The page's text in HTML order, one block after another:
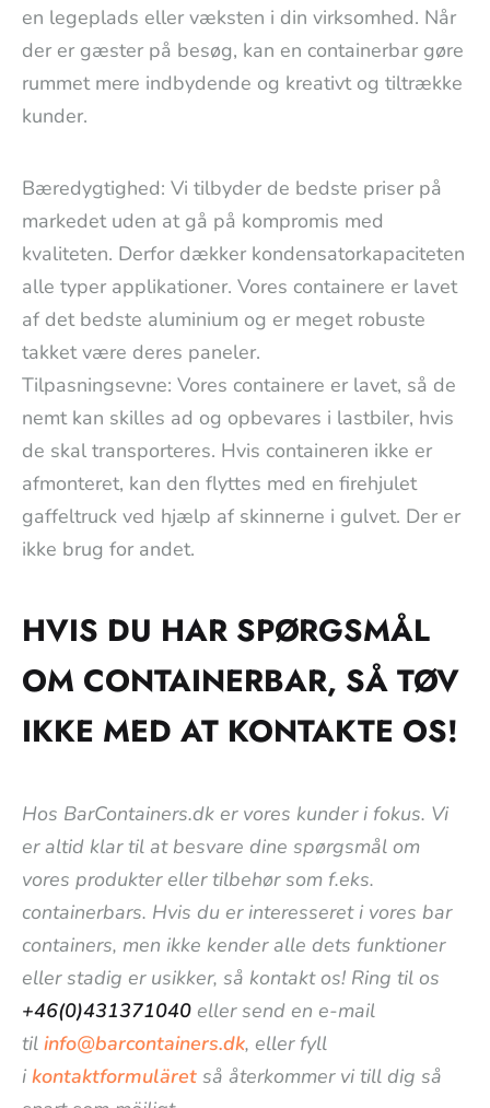
en legeplads eller væksten i din virksomhed. Når
der er gæster på besøg, kan en containerbar gøre
rummet mere indbydende og kreativt og tiltrække
kunder.
Bæredygtighed: Vi tilbyder de bedste priser på
markedet uden at gå på kompromis med
kvaliteten. Derfor dækker kondensatorkapaciteten
alle typer applikationer. Vores containere er lavet
af det bedste aluminium og er meget robuste
takket være deres paneler.
Tilpasningsevne: Vores containere er lavet, så de
nemt kan skilles ad og opbevares i lastbiler, hvis
de skal transporteres. Hvis containeren ikke er
afmonteret, kan den flyttes med en firehjulet
gaffeltruck ved hjælp af skinnerne i gulvet. Der er
ikke brug for andet.
HVIS DU HAR SPØRGSMÅL
OM CONTAINERBAR, SÅ TØV
IKKE MED AT KONTAKTE OS!
Hos BarContainers.dk er vores kunder i fokus. Vi
er altid klar til at besvare dine spørgsmål om
vores produkter eller tilbehør som f.eks.
containerbars. Hvis du er interesseret i vores bar
containers, men ikke kender alle dets funktioner
eller stadig er usikker, så kontakt os! Ring til os
+46(0)431371040 eller send en e-mail
til info@barcontainers.dk, eller fyll
i kontaktformuläret så återkommer vi till dig så